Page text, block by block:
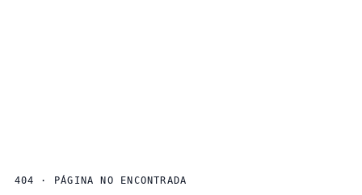
404 · PÁGINA NO ENCONTRADA